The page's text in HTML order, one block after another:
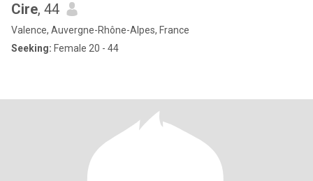
Cire, 44
Valence, Auvergne-Rhône-Alpes, France
Seeking: Female 20 - 44